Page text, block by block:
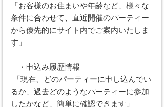
「お客様のお住まいや年齢など、様々な
条件に合わせて、直近開催のパーティー
から優先的にサイト内でご案内いたしま
す」
・申込み履歴情報
「現在、どのパーティーに申し込んでい
るか、過去どのようなパーティーに参加
したかなど、簡単に確認できます」